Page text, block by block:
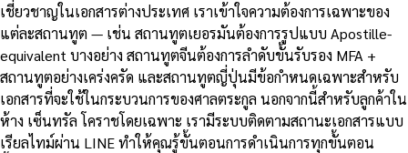
เชี่ยวชาญในเอกสารต่างประเทศ เราเข้าใจความต้องการเฉพาะของ
แต่ละสถานทูต — เช่น สถานทูตเยอรมันต้องการรูปแบบ Apostille-
equivalent บางอย่าง สถานทูตจีนต้องการลำดับขั้นรับรอง MFA +
สถานทูตอย่างเคร่งครัด และสถานทูตญี่ปุ่นมีข้อกำหนดเฉพาะสำหรับ
เอกสารที่จะใช้ในกระบวนการของศาลตระกูล นอกจากนี้สำหรับลูกค้าใน
ห้าง เซ็นทรัล โคราชโดยเฉพาะ เรามีระบบติดตามสถานะเอกสารแบบ
เรียลไทม์ผ่าน LINE ทำให้คุณรู้ขั้นตอนการดำเนินการทุกขั้นตอน